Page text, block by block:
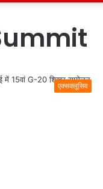
एक्सक्लूसिव